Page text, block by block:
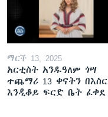
ማርች 13, 2025
አርቲስት አንዱዓለም ጎሣ
ተጨማሪ 13 ቀናትን በእስር
እንዲቆይ ፍርድ ቤት ፈቀደ